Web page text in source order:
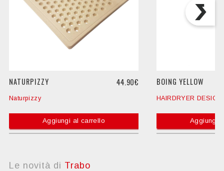
NATURPIZZY 44.90€
Naturpizzy
Aggiungi al carrello
BOING YELLOW
HAIRDRYER DESIGN
Aggiungi
Le novità di Trabo